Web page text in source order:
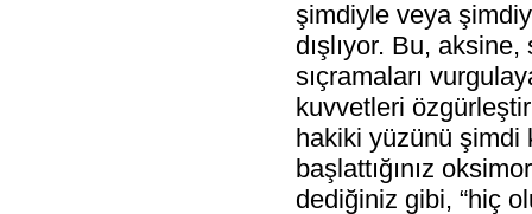
şimdiyle veya
dışlıyor. Bu,
sıçramaları
kuvvetleri
hakiki yüzünü şimdi
başlattığınız
dediğiniz gibi, “hiç